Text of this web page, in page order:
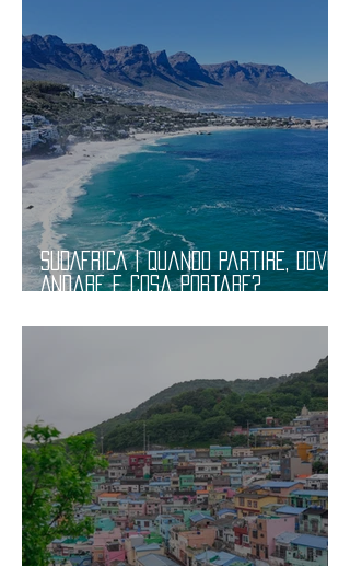
SUDAFRICA | Quando Partire, Dove
Andare e Cosa Portare?